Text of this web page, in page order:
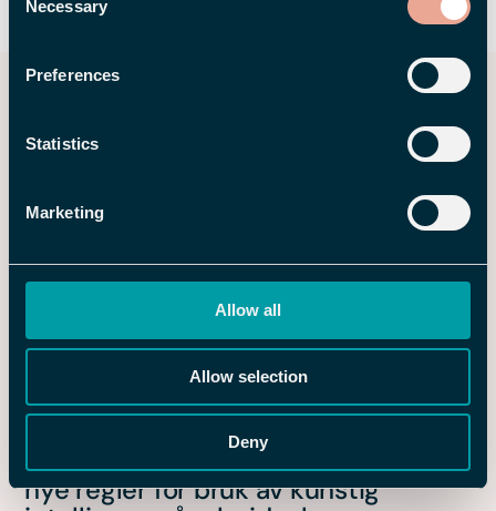
Selection
Necessary
Preferences
Statistics
Marketing
Allow all
Allow selection
Deny
Hva er AI Act? En kort guide til EUs
nye regler for bruk av kunstig